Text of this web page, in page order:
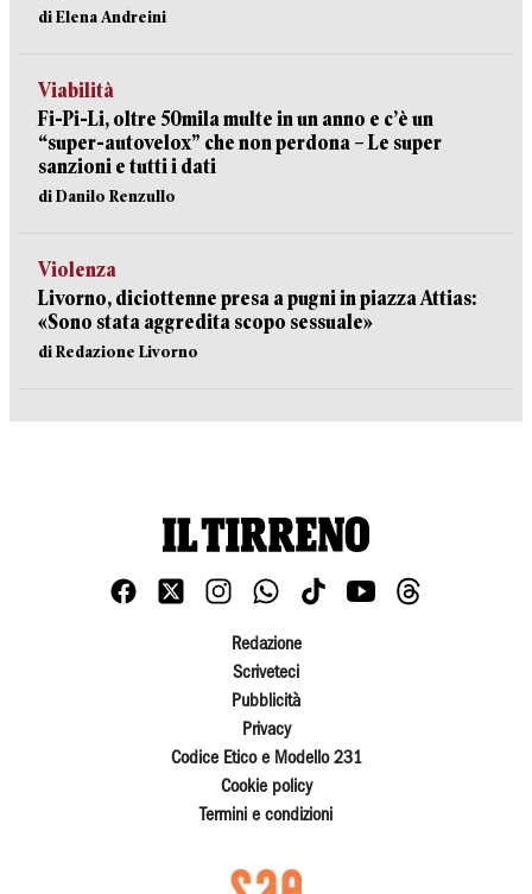
di Elena Andreini
Viabilità
Fi-Pi-Li, oltre 50mila multe in un anno e c’è un
“super-autovelox” che non perdona – Le super
sanzioni e tutti i dati
di Danilo Renzullo
Violenza
Livorno, diciottenne presa a pugni in piazza Attias:
«Sono stata aggredita scopo sessuale»
di Redazione Livorno
Redazione
Scriveteci
Pubblicità
Privacy
Codice Etico e Modello 231
Cookie policy
Termini e condizioni